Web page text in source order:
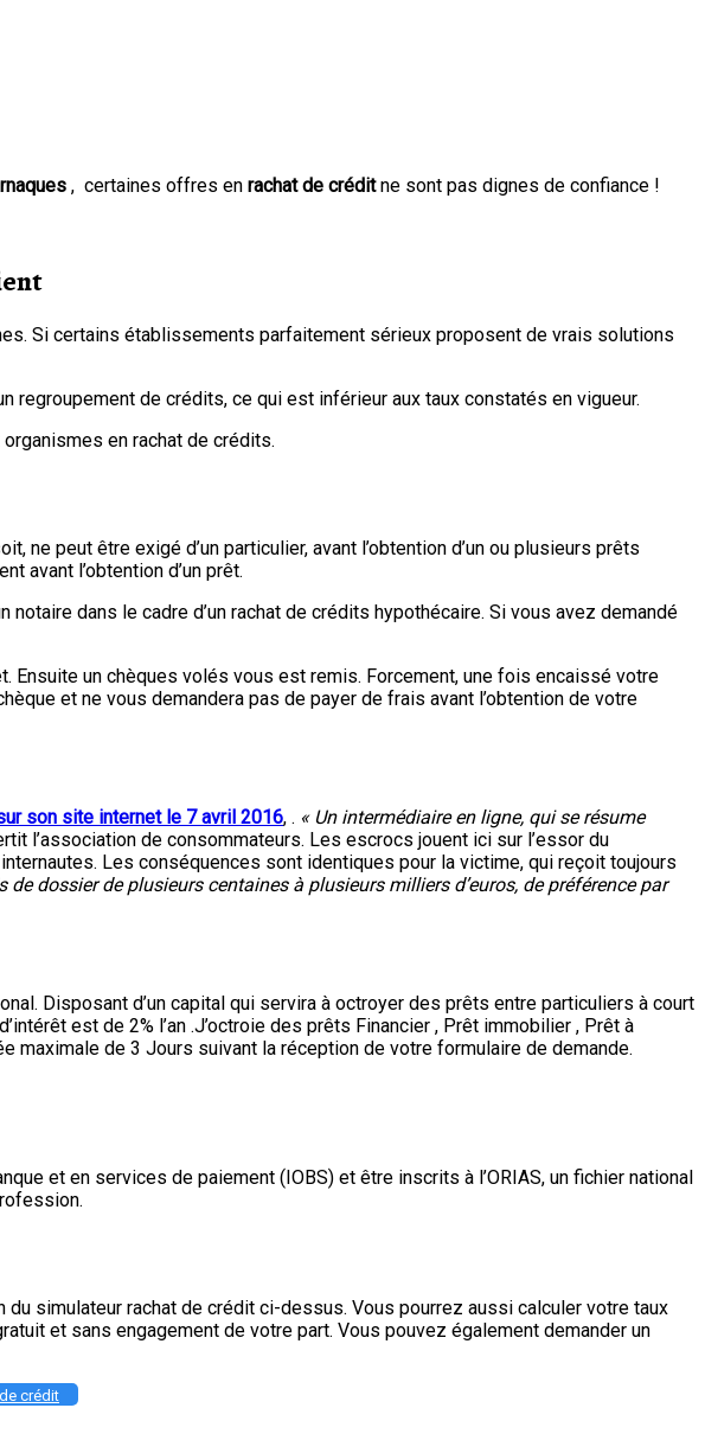
, certaines offres en rachat de créditne sont pas dignes de confiance !
Si certains établissements parfaitement sérieux proposent de vrais solutions
regroupement de crédits, ce qui est inférieur aux taux constatés en vigueur.
en rachat de crédits.
ne peut être exigé d’un particulier, avant l’obtention d’un ou plusieurs prêts
avant l’obtention d’un prêt.
dans le cadre d’un rachat de crédits hypothécaire. Si vous avez demandé
Ensuite un chèques volés vous est remis. Forcement, une fois encaissé votre
et ne vous demandera pas de payer de frais avant l’obtention de votre
son site internet le 7 avril 2016, . « Un intermédiaire en ligne, qui se résume
l’association de consommateurs. Les escrocs jouent ici sur l’essor du
Les conséquences sont identiques pour la victime, qui reçoit toujours
dossier de plusieurs centaines à plusieurs milliers d’euros, de préférence par
Disposant d’un capital qui servira à octroyer des prêts entre particuliers à court
est de 2% l’an .J’octroie des prêts Financier , Prêt immobilier , Prêt à
de 3 Jours suivant la réception de votre formulaire de demande.
et en services de paiement (IOBS) et être inscrits à l’ORIAS, un fichier national
simulateur rachat de crédit ci-dessus. Vous pourrez aussi calculer votre taux
et sans engagement de votre part. Vous pouvez également demander un
crédit